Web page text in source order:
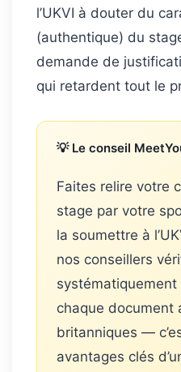
l’UKVI à douter du
(authentique) du
demande de
qui retardent tout le
💡 Le conseil
Faites relire votre
stage par votre
la soumettre à
nos conseillers
chaque document
britanniques —
avantages clés